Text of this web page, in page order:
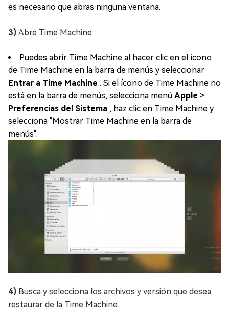
es necesario que abras ninguna ventana.
3) Abre Time Machine.
Puedes abrir Time Machine al hacer clic en el ícono
de Time Machine en la barra de menús y seleccionar
Entrar a Time Machine . Si el ícono de Time Machine no
está en la barra de menús, selecciona menú Apple >
Preferencias del Sistema , haz clic en Time Machine y
selecciona "Mostrar Time Machine en la barra de
menús".
4) Busca y selecciona los archivos y versión que desea
restaurar de la Time Machine.